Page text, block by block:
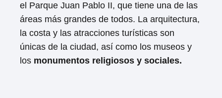
el Parque Juan Pablo II, que tiene una de las
áreas más grandes de todos. La arquitectura,
la costa y las atracciones turísticas son
únicas de la ciudad, así como los museos y
los monumentos religiosos y sociales.